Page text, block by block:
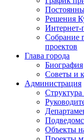
Решения
Интернет-
Собрание
проектов
Глава города
Биография
Советы и
Администрация
Объекты